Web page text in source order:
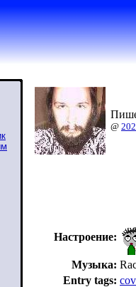
@
Настроение:
Музыка:
Entry tags: